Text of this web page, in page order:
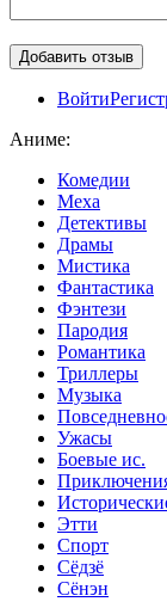
Войти
Аниме:
Комедии
Меха
Детективы
Драмы
Мистика
Фантастика
Фэнтези
Пародия
Романтика
Триллеры
Музыка
Ужасы
Боевые ис.
Этти
Спорт
Сёдзё
Сёнэн